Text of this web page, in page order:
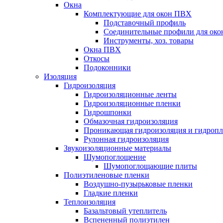
Окна
Комплектующие для окон ПВХ
Подставочный профиль
Соединительные профили для
Инструменты, хоз. товары
Окна ПВХ
Откосы
Подоконники
Изоляция
Гидроизоляция
Гидроизоляционные ленты
Гидроизоляционные пленки
Гидрошпонки
Обмазочная гидроизоляция
Проникающая гидроизоляция и
Рулонная гидроизоляция
Звукоизоляционные материалы
Шумопоглощение
Шумопоглощающие плиты
Полиэтиленовые пленки
Воздушно-пузырьковые пленки
Гладкие пленки
Теплоизоляция
Базальтовый утеплитель
Вспененный полиэтилен